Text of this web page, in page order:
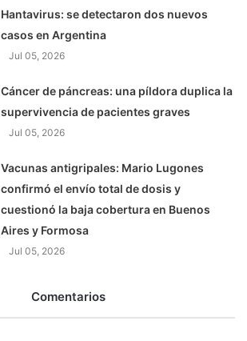
Hantavirus: se detectaron dos nuevos
casos en Argentina
Jul 05, 2026
Cáncer de páncreas: una píldora duplica la
supervivencia de pacientes graves
Jul 05, 2026
Vacunas antigripales: Mario Lugones
confirmó el envío total de dosis y
cuestionó la baja cobertura en Buenos
Aires y Formosa
Jul 05, 2026
Comentarios